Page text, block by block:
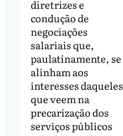
diretrizes e
condução de
negociações
salariais que,
paulatinamente, se
alinham aos
interesses daqueles
que veem na
precarização dos
serviços públicos